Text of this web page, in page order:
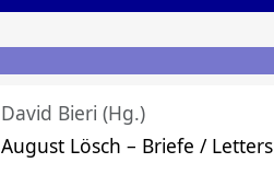
David Bieri (Hg.)
August Lösch – Briefe / Letters